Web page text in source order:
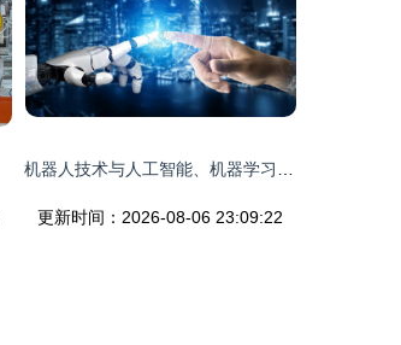
更新时间：2026-08-06 23:09:22